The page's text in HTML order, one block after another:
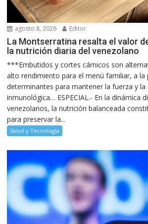
agosto 8, 2026 Editor
La Montserratina resalta el valor
la nutrición diaria del venezolano
***Embutidos y cortes cárnicos son
alto rendimiento para el menú familiar, a la
determinantes para mantener la fuerza y la
inmunológica… ESPECIAL.- En la dinámica
venezolanos, la nutrición balanceada
para preservar la...
Salud y Tecnología